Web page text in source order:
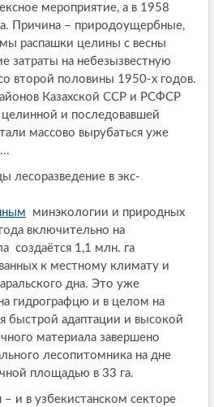
мероприятие, а в 1958
Причина – природоущербные,
распашки целины с весны
затраты на небезызвестную
второй половины 1950-х годов.
Казахской ССР и РСФСР
и последовавшей
массово вырубаться уже
лесоразведение в экс-
минэкологии и природных
включительно на
создаётся 1,1 млн. га
к местному климату и
дна. Это уже
гидрографцю и в целом на
быстрой адаптации и высокой
материала завершено
лесопитомника на дне
площадью в 33 га.
и в узбекистанском секторе